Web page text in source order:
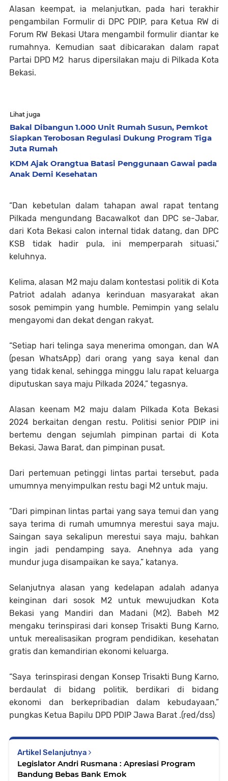
Alasan keempat, ia melanjutkan, pada hari terakhir
pengambilan Formulir di DPC PDIP, para Ketua RW di
Forum RW Bekasi Utara mengambil formulir diantar ke
rumahnya. Kemudian saat dibicarakan dalam rapat
Partai DPD M2 harus dipersilakan maju di Pilkada Kota
Bekasi.
Lihat juga
Bakal Dibangun 1.000 Unit Rumah Susun, Pemkot
Siapkan Terobosan Regulasi Dukung Program Tiga
Juta Rumah
KDM Ajak Orangtua Batasi Penggunaan Gawai pada
Anak Demi Kesehatan
“Dan kebetulan dalam tahapan awal rapat tentang
Pilkada mengundang Bacawalkot dan DPC se-Jabar,
dari Kota Bekasi calon internal tidak datang, dan DPC
KSB tidak hadir pula, ini memperparah situasi,”
keluhnya.
Kelima, alasan M2 maju dalam kontestasi politik di Kota
Patriot adalah adanya kerinduan masyarakat akan
sosok pemimpin yang humble. Pemimpin yang selalu
mengayomi dan dekat dengan rakyat.
“Setiap hari telinga saya menerima omongan, dan WA
(pesan WhatsApp) dari orang yang saya kenal dan
yang tidak kenal, sehingga minggu lalu rapat keluarga
diputuskan saya maju Pilkada 2024,” tegasnya.
Alasan keenam M2 maju dalam Pilkada Kota Bekasi
2024 berkaitan dengan restu. Politisi senior PDIP ini
bertemu dengan sejumlah pimpinan partai di Kota
Bekasi, Jawa Barat, dan pimpinan pusat.
Dari pertemuan petinggi lintas partai tersebut, pada
umumnya menyimpulkan restu bagi M2 untuk maju.
“Dari pimpinan lintas partai yang saya temui dan yang
saya terima di rumah umumnya merestui saya maju.
Saingan saya sekalipun merestui saya maju, bahkan
ingin jadi pendamping saya. Anehnya ada yang
mundur juga disampaikan ke saya,” katanya.
Selanjutnya alasan yang kedelapan adalah adanya
keinginan dari sosok M2 untuk mewujudkan Kota
Bekasi yang Mandiri dan Madani (M2). Babeh M2
mengaku terinspirasi dari konsep Trisakti Bung Karno,
untuk merealisasikan program pendidikan, kesehatan
gratis dan kemandirian ekonomi keluarga.
“Saya terinspirasi dengan Konsep Trisakti Bung Karno,
berdaulat di bidang politik, berdikari di bidang
ekonomi dan berkepribadian dalam kebudayaan,”
pungkas Ketua Bapilu DPD PDIP Jawa Barat .(red/dss)
Artikel Selanjutnya
Legislator Andri Rusmana : Apresiasi Program
Bandung Bebas Bank Emok